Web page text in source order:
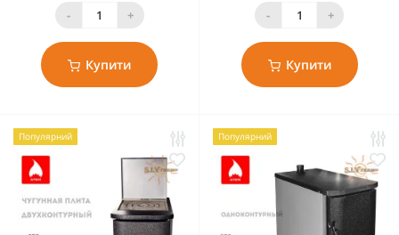
- +
Купити
- +
Купити
Популярний Популярний